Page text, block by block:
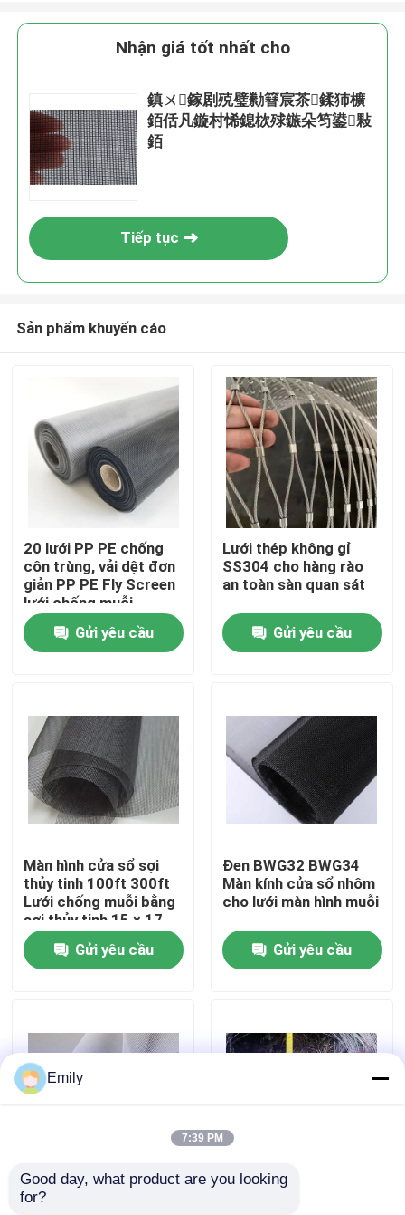
Sản phẩm
Về chúng tôi
Chuyến tham quan nhà máy
Kiểm soát chất lượng
Tin tức
Các vụ án
Lưới kim loại mở rộng
Lưới kim loại đục lỗ
Nhận giá tốt nhất cho
鎮ㄨ鎵剧殑璧勬簮宸茶鍒犻櫎
銆佸凡鏇村悕鎴栨殏鏃朵笉鍙敤
銆
Tiếp tục
Sản phẩm khuyến cáo
20 lưới PP PE chống
côn trùng, vải dệt đơn
giản PP PE Fly Screen
lưới chống muỗi
Gửi yêu cầu
Lưới thép không gỉ
SS304 cho hàng rào
an toàn sàn quan sát
Gửi yêu cầu
Màn hình cửa sổ sợi
thủy tinh 100ft 300ft
Lưới chống muỗi bằng
sợi thủy tinh 15 × 17
Gửi yêu cầu
Đen BWG32 BWG34
Màn kính cửa sổ nhôm
cho lưới màn hình muỗi
Gửi yêu cầu
Chất liệu màn hình cửa
sổ polyester Lưới bảo
Tank Net là một lưới
Emily
7:39 PM
Good day, what product are you looking
for?